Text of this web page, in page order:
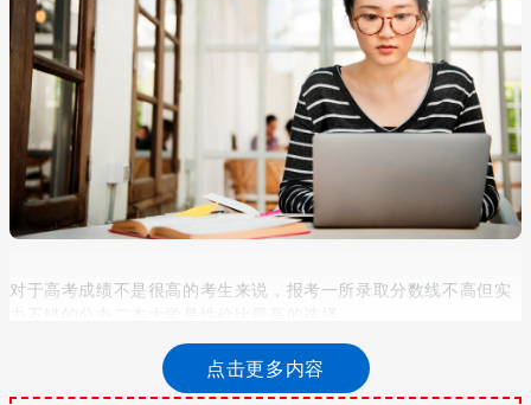
对于高考成绩不是很高的考生来说，报考一所录取分数线不高但实
哪些二本大学分数不高但很好
点击更多内容